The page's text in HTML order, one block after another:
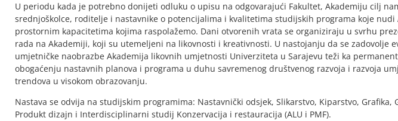
U periodu kada je potrebno donijeti odluku o upisu na odgovarajući Fakultet, Akademiju cilj
srednjoškolce, roditelje i nastavnike o potencijalima i kvalitetima studijskih programa koje nudi
prostornim kapacitetima kojima raspolažemo. Dani otvorenih vrata se organiziraju u svrhu
rada na Akademiji, koji su utemeljeni na likovnosti i kreativnosti. U nastojanju da se zadovolje
umjetničke naobrazbe Akademija likovnih umjetnosti Univerziteta u Sarajevu teži ka
obogaćenju nastavnih planova i programa u duhu savremenog društvenog razvoja i razvoja
trendova u visokom obrazovanju.
Nastava se odvija na studijskim programima: Nastavnički odsjek, Slikarstvo, Kiparstvo, Grafika,
Produkt dizajn i Interdisciplinarni studij Konzervacija i restauracija (ALU i PMF).